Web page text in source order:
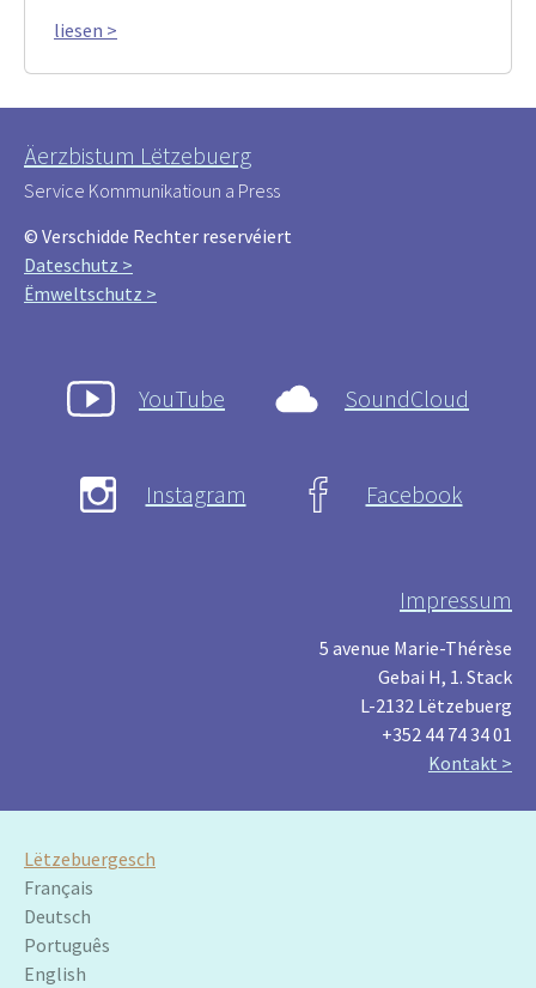
liesen >
Äerzbistum Lëtzebuerg
Service Kommunikatioun a Press
© Verschidde Rechter reservéiert
Dateschutz >
Ëmweltschutz >
YouTube SoundCloud
Instagram Facebook
Impressum
5 avenue Marie-Thérèse
Gebai H, 1. Stack
L-2132 Lëtzebuerg
+352 44 74 34 01
Kontakt >
Lëtzebuergesch
Français
Deutsch
Português
English